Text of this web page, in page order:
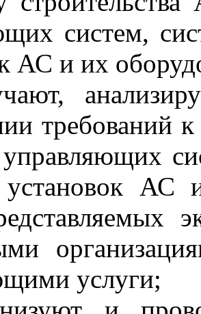
систем,
АС и их
требований
АС
услуги;